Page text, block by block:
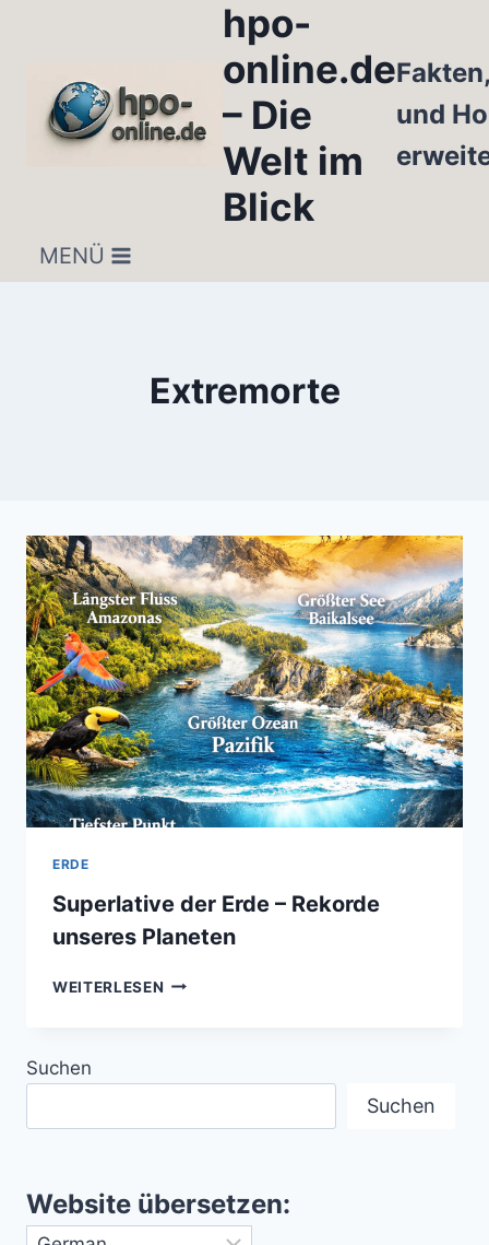
hpo-
online.de
– Die
Welt im
Blick
und
MENÜ
Extremorte
ERDE
Superlative der Erde – Rekorde
unseres Planeten
WEITERLESEN SUPERLATIVE
Suchen
Suchen
Website übersetzen: